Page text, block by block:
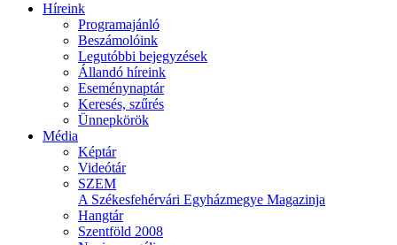
Híreink
Programajánló
Beszámolóink
Legutóbbi bejegyzések
Állandó híreink
Eseménynaptár
Keresés, szűrés
Ünnepkörök
Média
Képtár
Videótár
SZEM
A Székesfehérvári Egyházmegye Magazinja
Hangtár
Szentföld 2008